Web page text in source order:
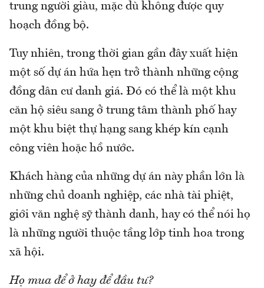
trung người giàu, mặc dù không được quy
hoạch đồng bộ.
Tuy nhiên, trong thời gian gần đây xuất hiện
một số dự án hứa hẹn trở thành những cộng
đồng dân cư danh giá. Đó có thể là một khu
căn hộ siêu sang ở trung tâm thành phố hay
một khu biệt thự hạng sang khép kín cạnh
công viên hoặc hồ nước.
Khách hàng của những dự án này phần lớn là
những chủ doanh nghiệp, các nhà tài phiệt,
giới văn nghệ sỹ thành danh, hay có thể nói họ
là những người thuộc tầng lớp tinh hoa trong
xã hội.
Họ mua để ở hay để đầu tư?